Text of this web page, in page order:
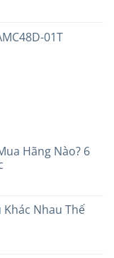
01T
Hãng Nào? 6
Khác Nhau Thế